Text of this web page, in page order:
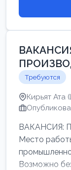
Требуются
Кирьят Ата
ВАКАНСИЯ:
Место
Возможно